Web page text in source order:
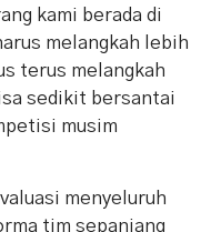
kami berada di
melangkah lebih
terus melangkah
sedikit bersantai
musim
menyeluruh
tim sepanjang